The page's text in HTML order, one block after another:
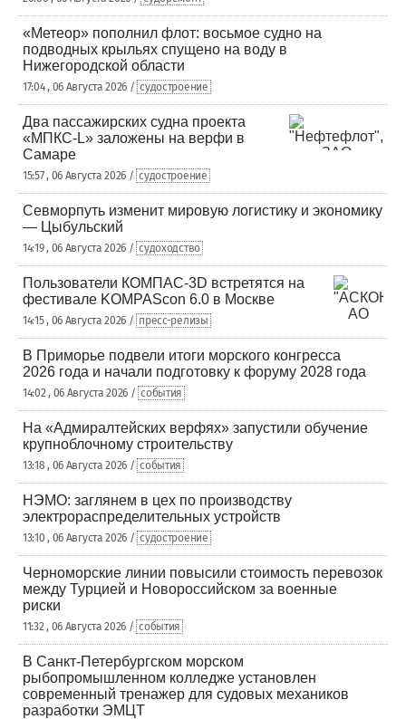
«Метеор» пополнил флот: восьмое судно на
подводных крыльях спущено на воду в
Нижегородской области
17:04 , 06 Августа 2026 / судостроение
Два пассажирских судна проекта
«МПКС-L» заложены на верфи в
Самаре
15:57 , 06 Августа 2026 / судостроение
Севморпуть изменит мировую логистику и экономику
— Цыбульский
14:19 , 06 Августа 2026 / судоходство
Пользователи КОМПАС-3D встретятся на
фестивале KOMPAScon 6.0 в Москве
14:15 , 06 Августа 2026 / пресс-релизы
В Приморье подвели итоги морского конгресса
2026 года и начали подготовку к форуму 2028 года
14:02 , 06 Августа 2026 / события
На «Адмиралтейских верфях» запустили обучение
крупноблочному строительству
13:18 , 06 Августа 2026 / события
НЭМО: заглянем в цех по производству
электрораспределительных устройств
13:10 , 06 Августа 2026 / судостроение
Черноморские линии повысили стоимость перевозок
между Турцией и Новороссийском за военные
риски
11:32 , 06 Августа 2026 / события
В Санкт-Петербургском морском
рыбопромышленном колледже установлен
современный тренажер для судовых механиков
разработки ЭМЦТ